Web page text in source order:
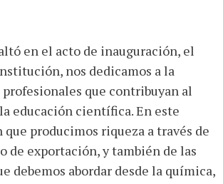
en el acto de inauguración, el
nos dedicamos a la
que contribuyan al
educación científica. En este
producimos riqueza a través de
exportación, y también de las
debemos abordar desde la química,